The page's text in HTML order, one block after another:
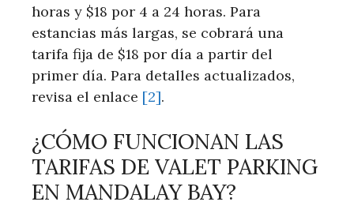
⁢horas y $18 por 4 a ‌24 horas. Para
estancias más largas, se cobrará una
tarifa fija de $18 por día a partir del
primer día. ⁢Para detalles actualizados,
revisa el enlace‍ [2].
¿CÓMO FUNCIONAN LAS
TARIFAS⁣ DE VALET PARKING
EN MANDALAY BAY?